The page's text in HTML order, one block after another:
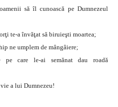
să îl cunoască pe Dumnezeul
te-a învăţat să biruieşti moartea;
ne umplem de mângâiere;
pe care le-ai semănat dau roadă
a lui Dumnezeu!